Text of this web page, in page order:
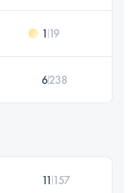
1 19
6238
11 157